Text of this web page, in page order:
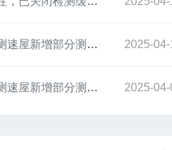
【功能更新】测速屋新增部分测速节点05 2025-
【功能更新】测速屋新增部分测速节点04 2025-